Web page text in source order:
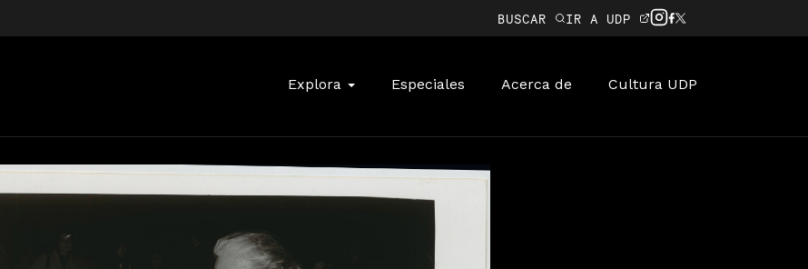
BUSCAR IR A UDP
Explora Especiales Acerca de Cultura UDP